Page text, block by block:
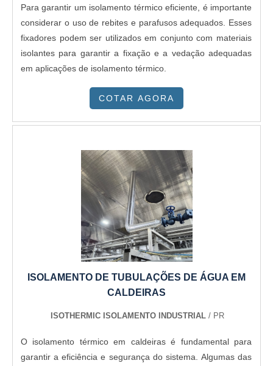
Para garantir um isolamento térmico eficiente, é importante
considerar o uso de rebites e parafusos adequados. Esses
fixadores podem ser utilizados em conjunto com materiais
isolantes para garantir a fixação e a vedação adequadas
em aplicações de isolamento térmico.
COTAR AGORA
ISOLAMENTO DE TUBULAÇÕES DE ÁGUA EM
CALDEIRAS
ISOTHERMIC ISOLAMENTO INDUSTRIAL/ PR
O isolamento térmico em caldeiras é fundamental para
garantir a eficiência e segurança do sistema. Algumas das